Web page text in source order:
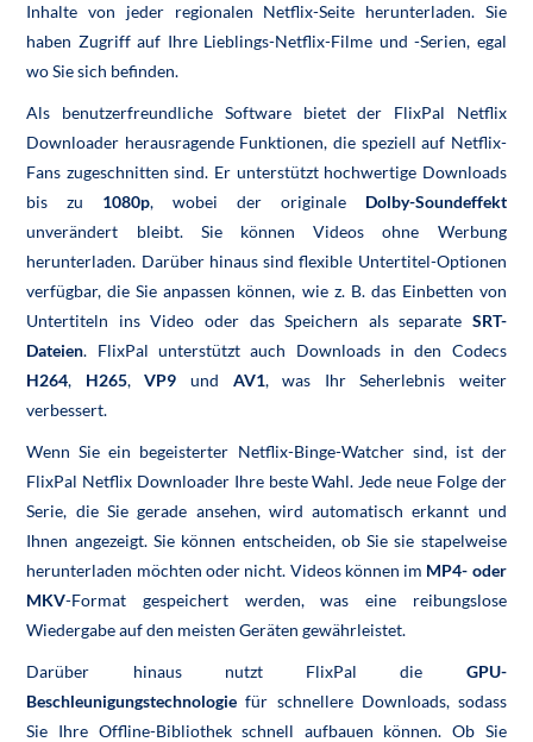
Inhalte von jeder regionalen Netflix-Seite herunterladen. Sie
haben Zugriff auf Ihre Lieblings-Netflix-Filme und -Serien, egal
wo Sie sich befinden.
Als benutzerfreundliche Software bietet der FlixPal Netflix
Downloader herausragende Funktionen, die speziell auf Netflix-
Fans zugeschnitten sind. Er unterstützt hochwertige Downloads
bis zu 1080p, wobei der originale Dolby-Soundeffekt
unverändert bleibt. Sie können Videos ohne Werbung
herunterladen. Darüber hinaus sind flexible Untertitel-Optionen
verfügbar, die Sie anpassen können, wie z. B. das Einbetten von
Untertiteln ins Video oder das Speichern als separate SRT-
Dateien. FlixPal unterstützt auch Downloads in den Codecs
H264, H265,VP9 und AV1, was Ihr Seherlebnis weiter
verbessert.
Wenn Sie ein begeisterter Netflix-Binge-Watcher sind, ist der
FlixPal Netflix Downloader Ihre beste Wahl. Jede neue Folge der
Serie, die Sie gerade ansehen, wird automatisch erkannt und
Ihnen angezeigt. Sie können entscheiden, ob Sie sie stapelweise
herunterladen möchten oder nicht. Videos können im MP4- oder
MKV-Format gespeichert werden, was eine reibungslose
Wiedergabe auf den meisten Geräten gewährleistet.
Darüber hinaus nutzt FlixPal die GPU-
Beschleunigungstechnologie für schnellere Downloads, sodass
Sie Ihre Offline-Bibliothek schnell aufbauen können. Ob Sie